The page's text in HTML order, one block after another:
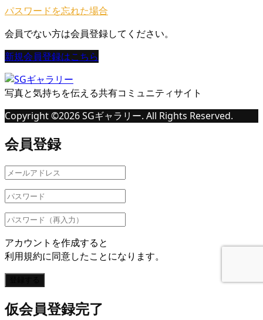
パスワードを忘れた場合
会員でない方は会員登録してください。
新規会員登録はこちら
写真と気持ちを伝える共有コミュニティサイト
Copyright ©2026SGギャラリー. All Rights Reserved.
会員登録
アカウントを作成すると
利用規約に同意したことになります。
仮会員登録完了